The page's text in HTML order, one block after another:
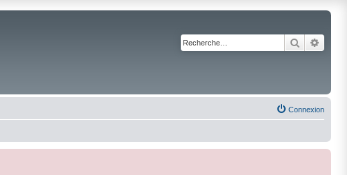
Rechercher
Connexion